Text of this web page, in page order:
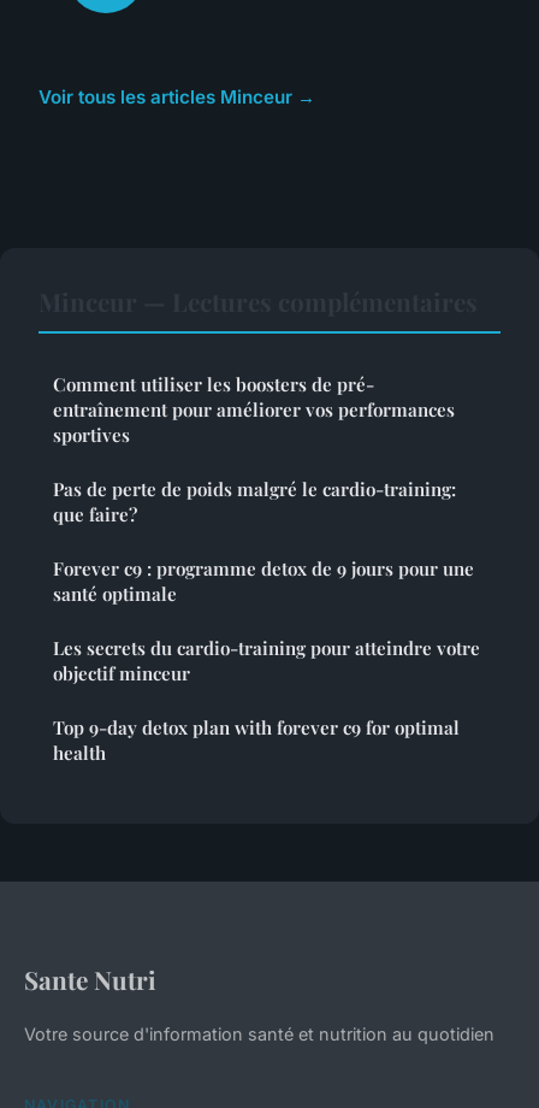
Voir tous les articles Minceur →
Comment utiliser les boosters de pré-
entraînement pour améliorer vos performances
sportives
Pas de perte de poids malgré le cardio-training:
que faire?
Forever c9 : programme detox de 9 jours pour une
santé optimale
Les secrets du cardio-training pour atteindre votre
objectif minceur
Top 9-day detox plan with forever c9 for optimal
health
Sante Nutri
Votre source d'information santé et nutrition au quotidien